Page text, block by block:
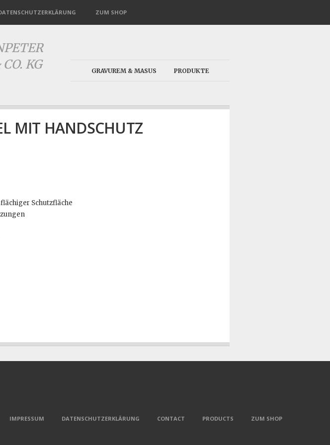
ZUM SHOP
GRAVUREM & MASUS PRODUKTE
MIT HANDSCHUTZ
Schutzfläche
IMPRESSUM DATENSCHUTZERKLÄRUNG CONTACT PRODUCTS ZUM SHOP